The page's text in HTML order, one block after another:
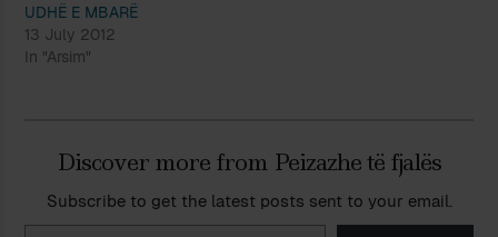
UDHË E MBARË
13 July 2012
In "Arsim"
Discover more from Peizazhe të fjalës
Subscribe to get the latest posts sent to your email.
Type your email…